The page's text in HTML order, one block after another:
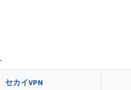
セカイVPN